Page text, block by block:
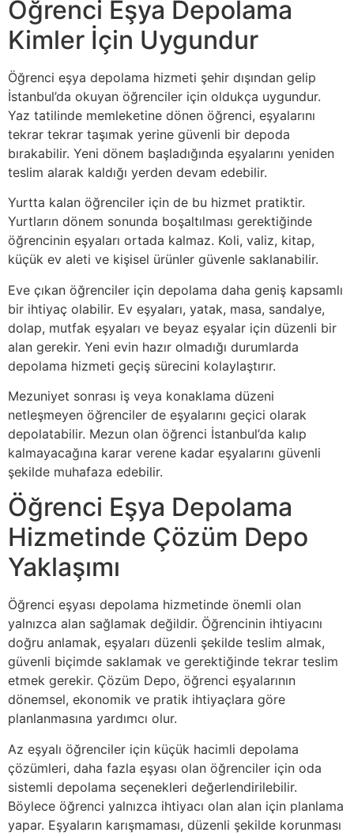
Öğrenci Eşya Depolama
Kimler İçin Uygundur
Öğrenci eşya depolama hizmeti şehir dışından gelip
İstanbul’da okuyan öğrenciler için oldukça uygundur.
Yaz tatilinde memleketine dönen öğrenci, eşyalarını
tekrar tekrar taşımak yerine güvenli bir depoda
bırakabilir. Yeni dönem başladığında eşyalarını yeniden
teslim alarak kaldığı yerden devam edebilir.
Yurtta kalan öğrenciler için de bu hizmet pratiktir.
Yurtların dönem sonunda boşaltılması gerektiğinde
öğrencinin eşyaları ortada kalmaz. Koli, valiz, kitap,
küçük ev aleti ve kişisel ürünler güvenle saklanabilir.
Eve çıkan öğrenciler için depolama daha geniş kapsamlı
bir ihtiyaç olabilir. Ev eşyaları, yatak, masa, sandalye,
dolap, mutfak eşyaları ve beyaz eşyalar için düzenli bir
alan gerekir. Yeni evin hazır olmadığı durumlarda
depolama hizmeti geçiş sürecini kolaylaştırır.
Mezuniyet sonrası iş veya konaklama düzeni
netleşmeyen öğrenciler de eşyalarını geçici olarak
depolatabilir. Mezun olan öğrenci İstanbul’da kalıp
kalmayacağına karar verene kadar eşyalarını güvenli
şekilde muhafaza edebilir.
Öğrenci Eşya Depolama
Hizmetinde Çözüm Depo
Yaklaşımı
Öğrenci eşyası depolama hizmetinde önemli olan
yalnızca alan sağlamak değildir. Öğrencinin ihtiyacını
doğru anlamak, eşyaları düzenli şekilde teslim almak,
güvenli biçimde saklamak ve gerektiğinde tekrar teslim
etmek gerekir. Çözüm Depo, öğrenci eşyalarının
dönemsel, ekonomik ve pratik ihtiyaçlara göre
planlanmasına yardımcı olur.
Az eşyalı öğrenciler için küçük hacimli depolama
çözümleri, daha fazla eşyası olan öğrenciler için oda
sistemli depolama seçenekleri değerlendirilebilir.
Böylece öğrenci yalnızca ihtiyacı olan alan için planlama
yapar. Eşyaların karışmaması, düzenli şekilde korunması